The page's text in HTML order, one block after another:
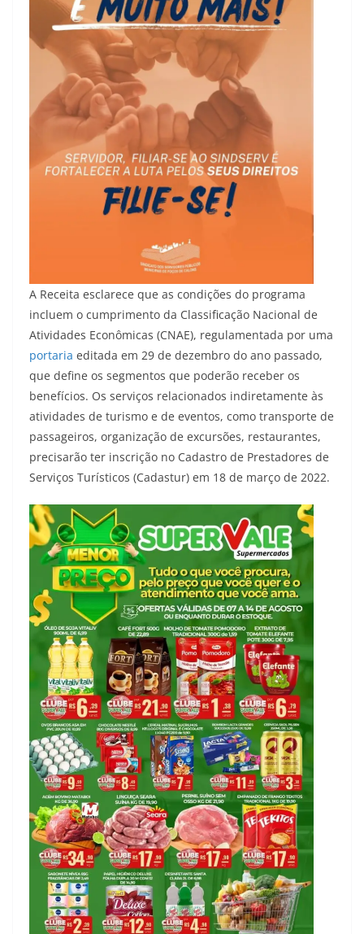
A Receita esclarece que as condições do programa
incluem o cumprimento da Classificação Nacional de
Atividades Econômicas (CNAE), regulamentada por uma
portaria editada em 29 de dezembro do ano passado,
que define os segmentos que poderão receber os
benefícios. Os serviços relacionados indiretamente às
atividades de turismo e de eventos, como transporte de
passageiros, organização de excursões, restaurantes,
precisarão ter inscrição no Cadastro de Prestadores de
Serviços Turísticos (Cadastur) em 18 de março de 2022.